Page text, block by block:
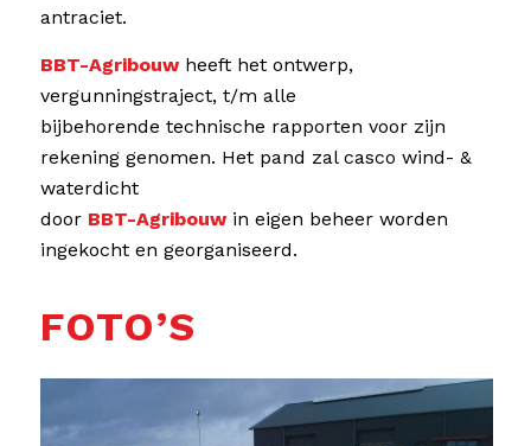
antraciet.
BBT-Agribouwheeft het ontwerp,
vergunningstraject, t/m alle
bijbehorende technische rapporten voor zijn
rekening genomen. Het pand zal casco wind- &
waterdicht
door BBT-Agribouwin eigen beheer worden
ingekocht en georganiseerd.
FOTO’S